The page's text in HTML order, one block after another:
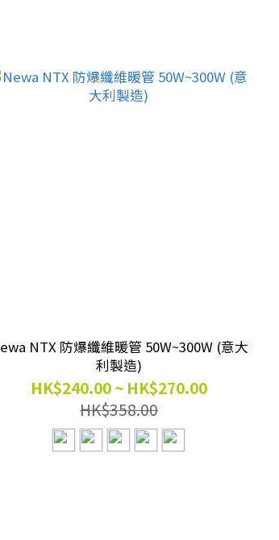
NTX 防爆纖維暖管 50W~300W (意大
利製造)
HK$240.00 ~ HK$270.00
HK$358.00